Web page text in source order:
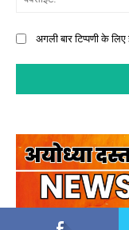
अगली बार टिप्पणी के